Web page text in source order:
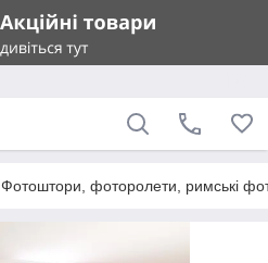
Фотоштори, фоторолети, римські